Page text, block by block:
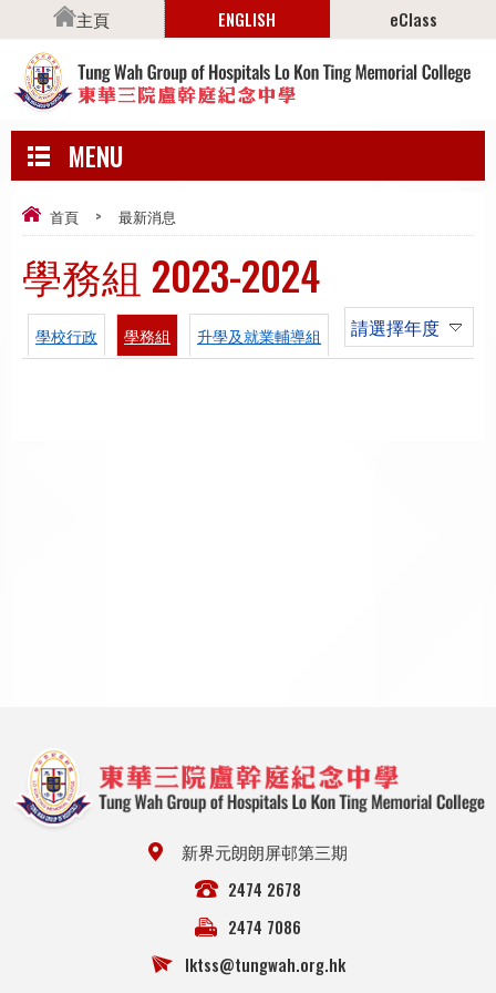
主頁 ENGLISH eClass
MENU
首頁 > 最新消息
學務組 2023-2024
請選擇年度
學校行政 學務組 升學及就業輔導組
新界元朗朗屏邨第三期
2474 2678
2474 7086
lktss@tungwah.org.hk